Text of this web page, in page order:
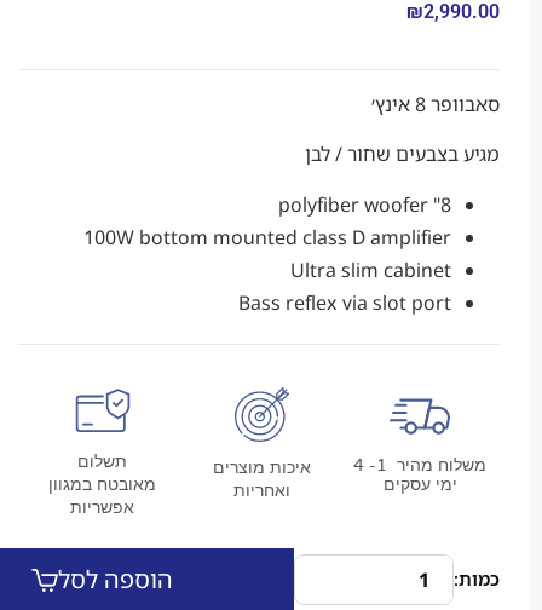
₪
שחור / לבן
100W bottom mounted class D amplifier
Ultra slim cabinet
Bass reflex via slot port
משלוח מהיר 1- 4
איכות מוצרים
תשלום
מאובטח במגוון
הוספה לסל